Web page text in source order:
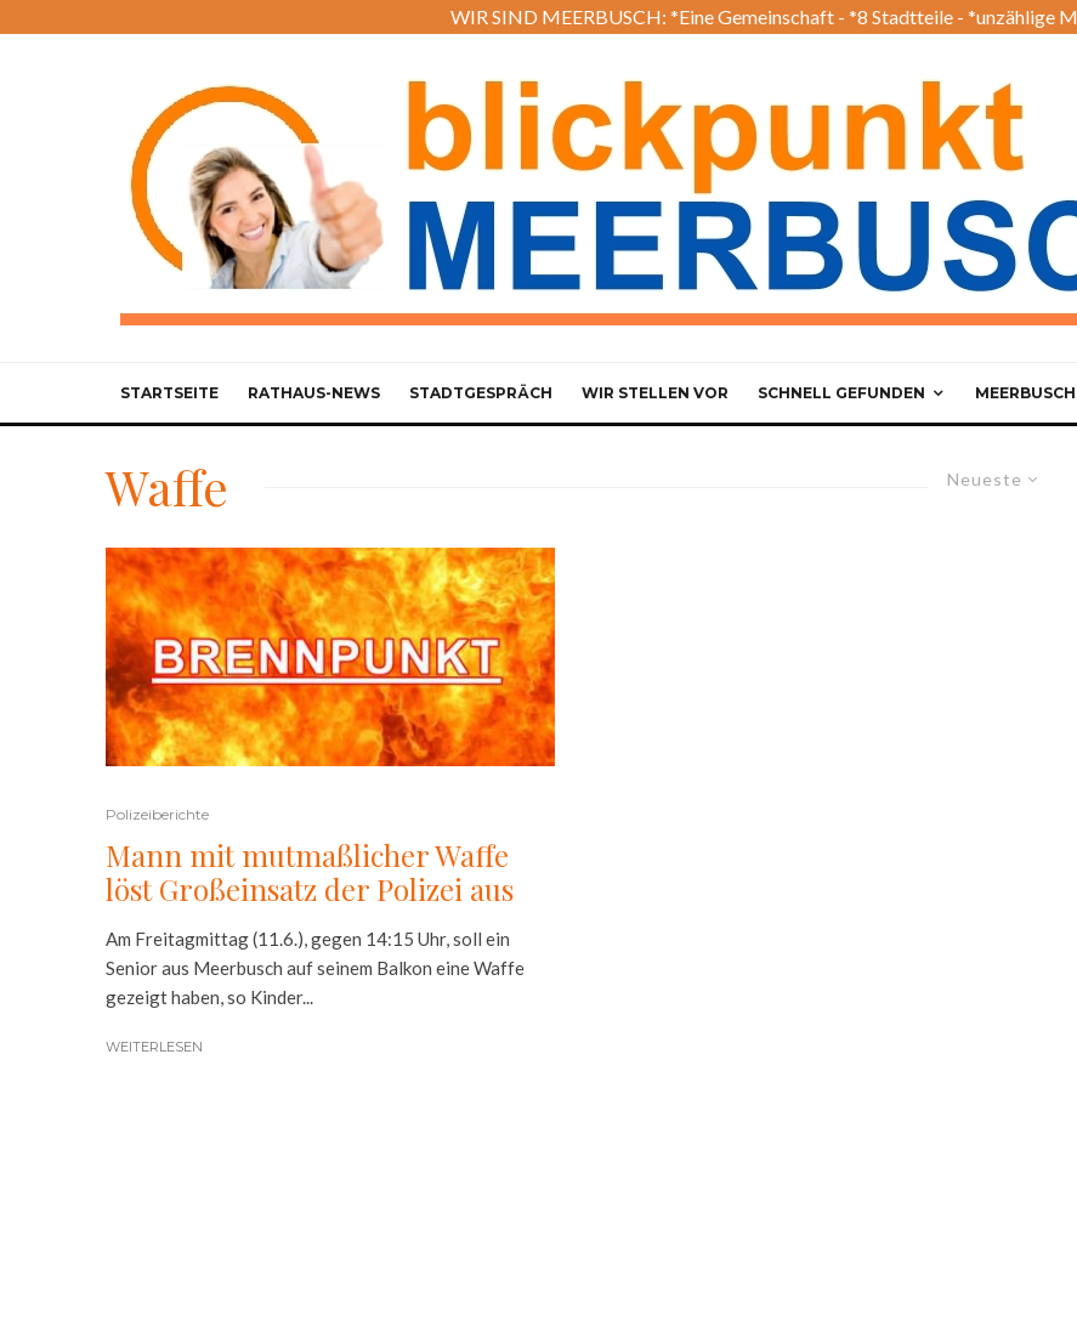
WIR SIND MEERBUSCH: *Eine Gemeinschaft - *8 Stadtteile - *unzählige
STARTSEITE RATHAUS-NEWS STADTGESPRÄCH WIR STELLEN VOR SCHNELL GEFUNDEN
Neueste
Waffe
Polizeiberichte
Mann mit mutmaßlicher Waffe
löst Großeinsatz der Polizei aus
Am Freitagmittag (11.6.), gegen 14:15 Uhr, soll ein
Senior aus Meerbusch auf seinem Balkon eine Waffe
gezeigt haben, so Kinder...
WEITERLESEN